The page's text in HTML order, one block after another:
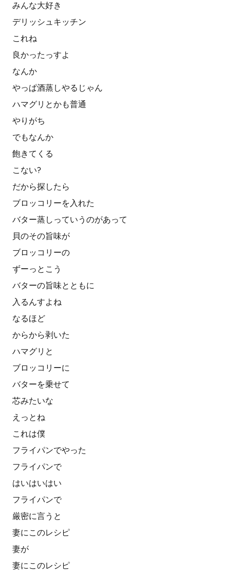
みんな大好き
デリッシュキッチン
これね
良かったっすよ
なんか
やっぱ酒蒸しやるじゃん
ハマグリとかも普通
やりがち
でもなんか
飽きてくる
こない?
だから探したら
ブロッコリーを入れた
バター蒸しっていうのがあって
貝のその旨味が
ブロッコリーの
ずーっとこう
バターの旨味とともに
入るんすよね
なるほど
からから剥いた
ハマグリと
ブロッコリーに
バターを乗せて
芯みたいな
えっとね
これは僕
フライパンでやった
フライパンで
はいはいはい
フライパンで
厳密に言うと
妻にこのレシピ
妻が
妻にこのレシピ